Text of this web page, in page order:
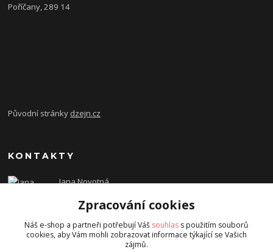
Poříčany, 289 14
Původní stránky dzejn.cz
KONTAKTY
Jana Novotná
dzejn.n@email.cz
Zpracování cookies
Náš e-shop a partneři potřebují Váš souhlas s použitím souborů
cookies, aby Vám mohli zobrazovat informace týkající se Vašich
zájmů.